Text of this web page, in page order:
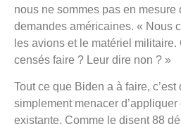
nous ne sommes pas en mesure
demandes américaines. « Nous
les avions et le matériel
censés faire ? Leur dire non ? »
Tout ce que Biden a à faire, c’est
simplement menacer
existante. Comme le disent 88